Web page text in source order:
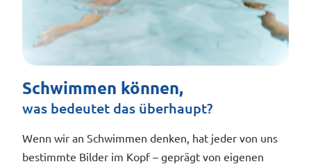
Schwimmen können,
was bedeutet das überhaupt?
Wenn wir an Schwimmen denken, hat jeder von uns
bestimmte Bilder im Kopf – geprägt von eigenen